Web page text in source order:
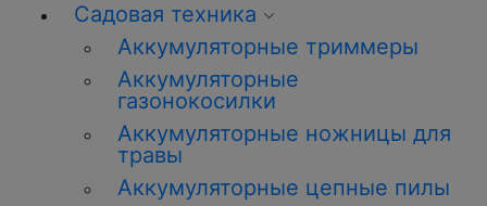
Садовая техника
Аккумуляторные триммеры
Аккумуляторные
газонокосилки
Аккумуляторные ножницы для
травы
Аккумуляторные цепные пилы